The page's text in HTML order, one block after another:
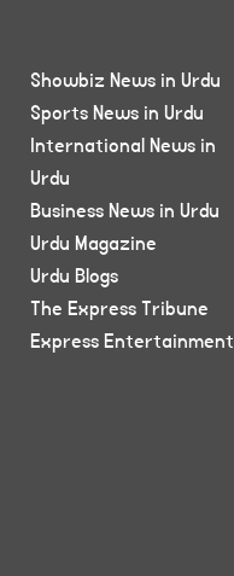
Showbiz News in Urdu
Sports News in Urdu
International News in
Urdu
Business News in Urdu
Urdu Magazine
Urdu Blogs
The Express Tribune
Express Entertainment